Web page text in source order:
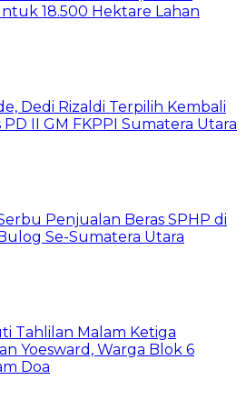
18.500 Hektare Lahan
Dedi Rizaldi Terpilih Kembali
II GM FKPPI Sumatera Utara
Penjualan Beras SPHP di
Se-Sumatera Utara
Tahlilan Malam Ketiga
Yoesward, Warga Blok 6
Doa